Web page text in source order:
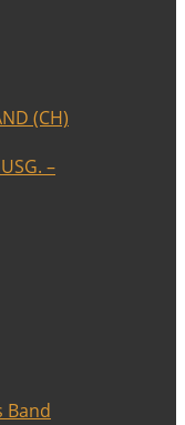
(CH)
–
Band